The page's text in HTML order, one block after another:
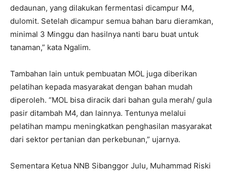
dedaunan, yang dilakukan fermentasi dicampur M4,
dulomit. Setelah dicampur semua bahan baru dieramkan,
minimal 3 Minggu dan hasilnya nanti baru buat untuk
tanaman,” kata Ngalim.
Tambahan lain untuk pembuatan MOL juga diberikan
pelatihan kepada masyarakat dengan bahan mudah
diperoleh. “MOL bisa diracik dari bahan gula merah/ gula
pasir ditambah M4, dan lainnya. Tentunya melalui
pelatihan mampu meningkatkan penghasilan masyarakat
dari sektor pertanian dan perkebunan,” ujarnya.
Sementara Ketua NNB Sibanggor Julu, Muhammad Riski